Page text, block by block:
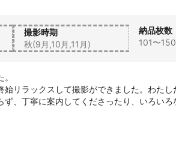
撮影時期
秋(9月,10月,11月)
納品枚数
101〜
始リラックスして撮影ができました。わた
、丁寧に案内してくださったり、いろいろ
の細かい立ち位置の指示もあり、仕上がりが